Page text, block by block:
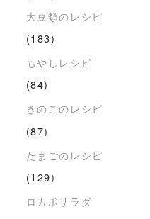
大豆類のレシピ
(183)
もやしレシピ
(84)
きのこのレシピ
(87)
たまごのレシピ
(129)
ロカボサラダ